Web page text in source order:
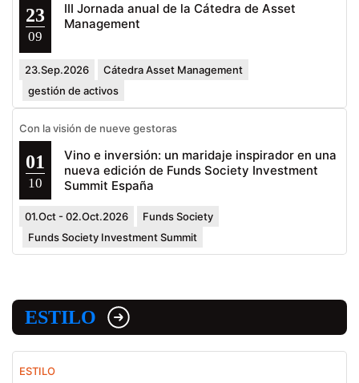
23
09
III Jornada anual de la Cátedra de Asset
Management
23.Sep.2026
Cátedra Asset Management
gestión de activos
Con la visión de nueve gestoras
01
10
Vino e inversión: un maridaje inspirador en una
nueva edición de Funds Society Investment
Summit España
01.Oct - 02.Oct.2026
Funds Society
Funds Society Investment Summit
ESTILO
ESTILO